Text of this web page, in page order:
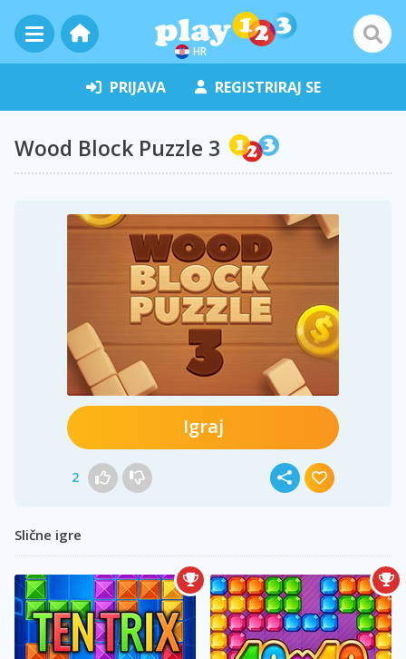
HR
PRIJAVA REGISTRIRAJ SE
Wood Block Puzzle 3
Igraj
2
Slične igre